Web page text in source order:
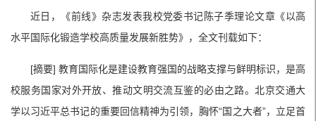
近日，《前线》杂志发表我校党委书记陈子季理论文章《以高
水平国际化锻造学校高质量发展新胜势》，全文刊载如下：
[摘要] 教育国际化是建设教育强国的战略支撑与鲜明标识，是高
校服务国家对外开放、推动文明交流互鉴的必由之路。北京交通大
学以习近平总书记的重要回信精神为引领，胸怀“国之大者”，立足首